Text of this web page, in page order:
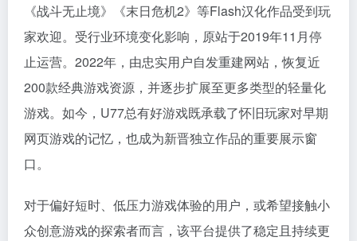
《战斗无止境》《末日危机2》等Flash汉化作品受到玩
家欢迎。受行业环境变化影响，原站于2019年11月停
止运营。2022年，由忠实用户自发重建网站，恢复近
200款经典游戏资源，并逐步扩展至更多类型的轻量化
游戏。如今，U77总有好游戏既承载了怀旧玩家对早期
网页游戏的记忆，也成为新晋独立作品的重要展示窗
口。
对于偏好短时、低压力游戏体验的用户，或希望接触小
众创意游戏的探索者而言，该平台提供了稳定且持续更